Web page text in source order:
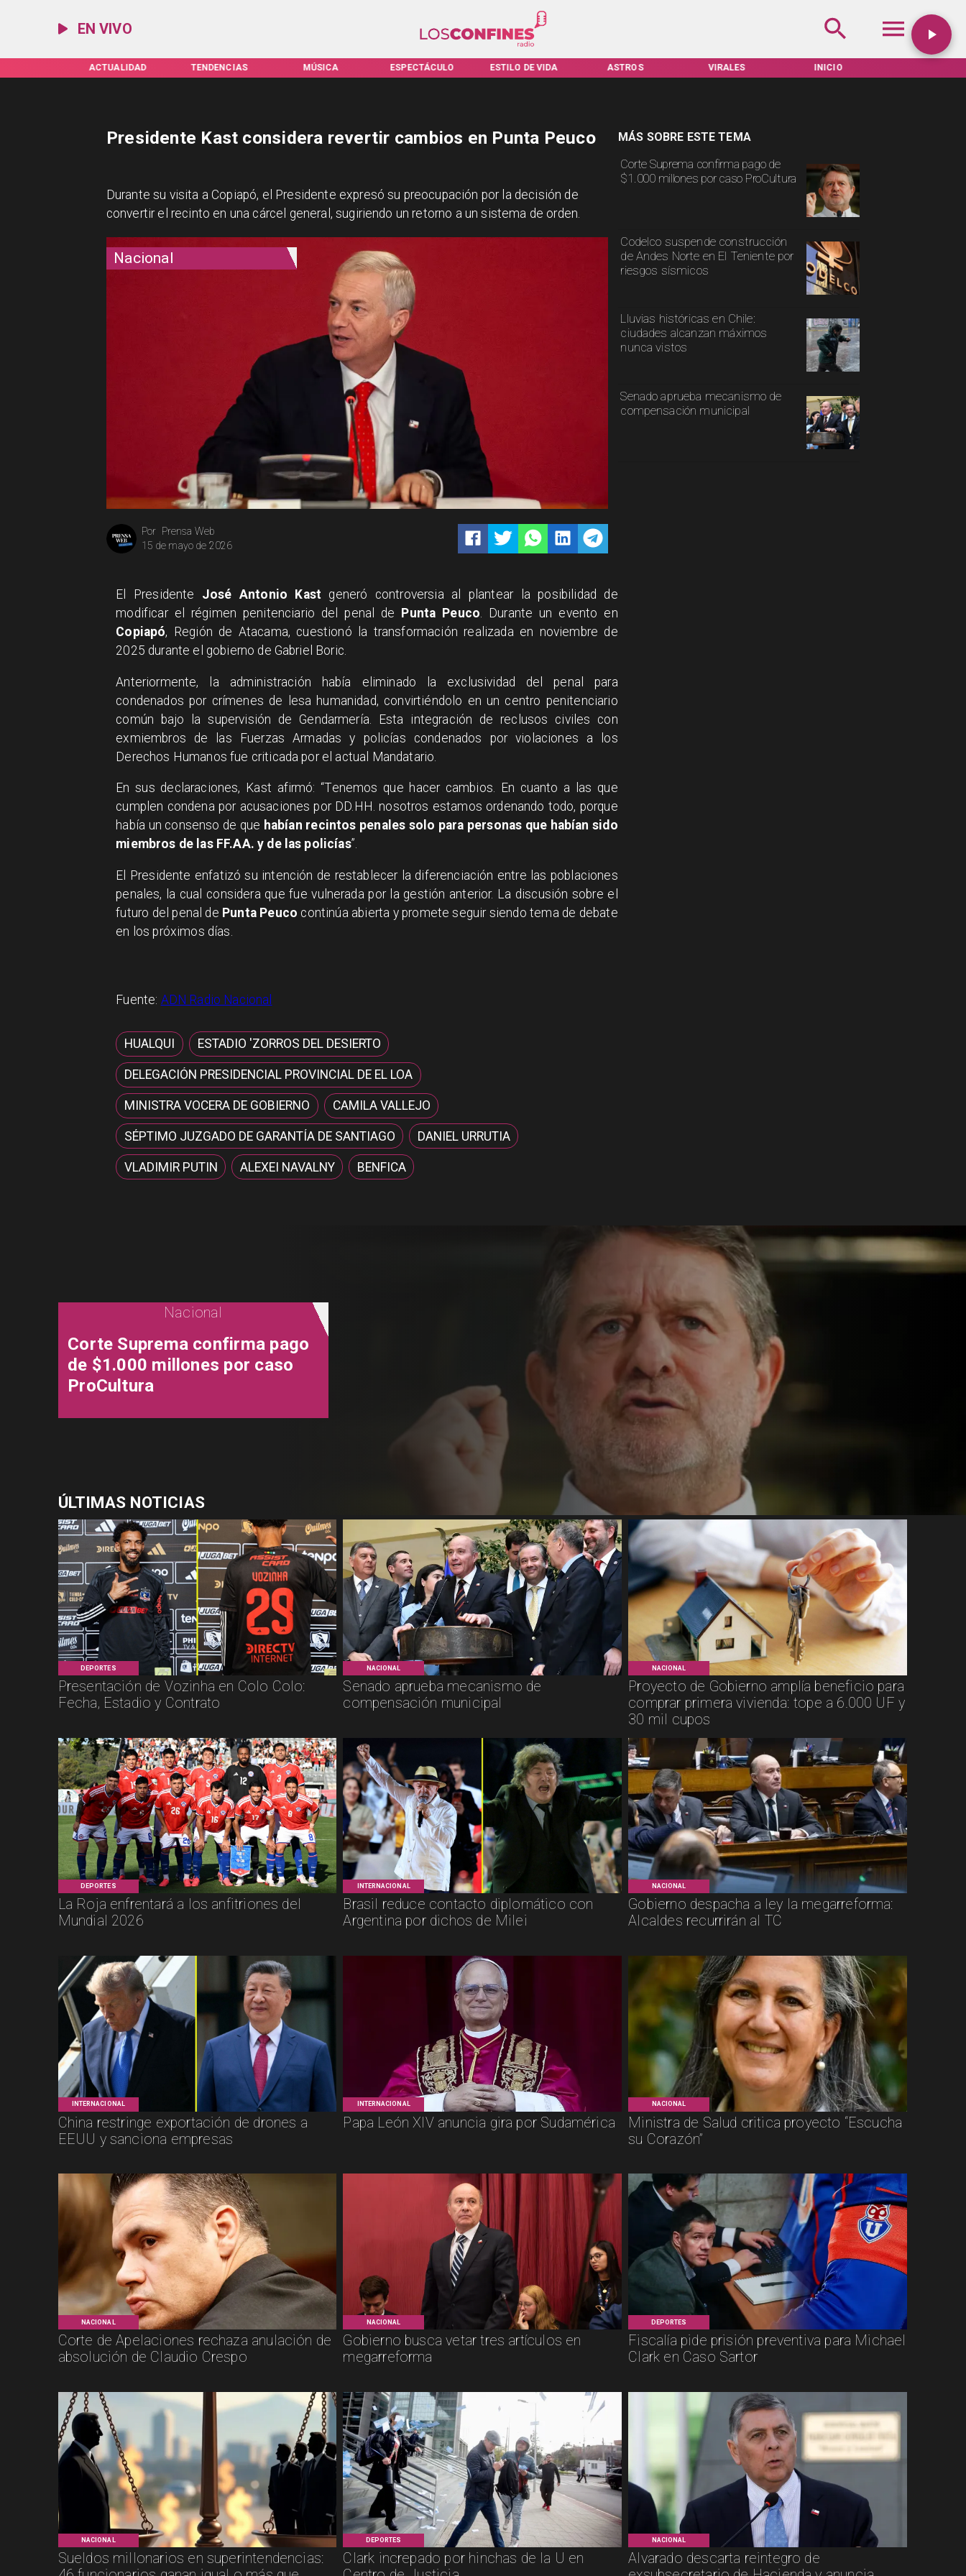
EN VIVO
ACTUALIDAD TENDENCIAS MÚSICA ESPECTÁCULO ESTILO DE VIDA ASTROS VIRALES INICIO
Nacional
Prensa Web
Por
15 de mayo de 2026
Corte Suprema confirma pago de
$1.000 millones por caso ProCultura
Codelco suspende construcción
de Andes Norte en El Teniente por
riesgos sísmicos
Lluvias históricas en Chile:
ciudades alcanzan máximos
nunca vistos
Senado aprueba mecanismo de
compensación municipal
MÁS SOBRE ESTE TEMA
Presidente Kast considera revertir cambios en Punta Peuco
Durante su visita a Copiapó, el Presidente expresó su preocupación por la decisión de
convertir el recinto en una cárcel general, sugiriendo un retorno a un sistema de orden.
El Presidente José Antonio Kast generó controversia al plantear la posibilidad de
modificar el régimen penitenciario del penal de
Punta Peuco. Durante un evento en
Copiapó, Región de Atacama, cuestionó la transformación realizada en noviembre de
2025 durante el gobierno de Gabriel Boric.
Anteriormente, la administración había eliminado la exclusividad del penal para
condenados por crímenes de lesa humanidad, convirtiéndolo en un centro penitenciario
común bajo la supervisión de Gendarmería. Esta integración de reclusos civiles con
exmiembros de las Fuerzas Armadas y policías condenados por violaciones a los
Derechos Humanos fue criticada por el actual Mandatario.
En sus declaraciones, Kast afirmó: “Tenemos que hacer cambios. En cuanto a las que
cumplen condena por acusaciones por DD.HH. nosotros estamos ordenando todo, porque
había un consenso de que habían recintos penales solo para personas que habían sido
miembros de las FF.AA. y de las policías”.
El Presidente enfatizó su intención de restablecer la diferenciación entre las poblaciones
penales, la cual considera que fue vulnerada por la gestión anterior. La discusión sobre el
futuro del penal de Punta Peuco continúa abierta y promete seguir siendo tema de debate
en los próximos días.
Fuente: ADN Radio Nacional
HUALQUI ESTADIO 'ZORROS DEL DESIERTO
DELEGACIÓN PRESIDENCIAL PROVINCIAL DE EL LOA
MINISTRA VOCERA DE GOBIERNO CAMILA VALLEJO
SÉPTIMO JUZGADO DE GARANTÍA DE SANTIAGO DANIEL URRUTIA
VLADIMIR PUTIN ALEXEI NAVALNY BENFICA
DEPORTES
Presentación de Vozinha en Colo Colo:
Fecha, Estadio y Contrato
NACIONAL
Senado aprueba mecanismo de
compensación municipal
NACIONAL
Proyecto de Gobierno amplía beneficio para
comprar primera vivienda: tope a 6.000 UF y
30 mil cupos
DEPORTES
La Roja enfrentará a los anfitriones del
Mundial 2026
INTERNACIONAL
Brasil reduce contacto diplomático con
Argentina por dichos de Milei
NACIONAL
Gobierno despacha a ley la megarreforma:
Alcaldes recurrirán al TC
INTERNACIONAL
China restringe exportación de drones a
EEUU y sanciona empresas
INTERNACIONAL
Papa León XIV anuncia gira por Sudamérica
NACIONAL
Ministra de Salud critica proyecto “Escucha
su Corazón”
NACIONAL
Corte de Apelaciones rechaza anulación de
absolución de Claudio Crespo
NACIONAL
Gobierno busca vetar tres artículos en
megarreforma
DEPORTES
Fiscalía pide prisión preventiva para Michael
Clark en Caso Sartor
NACIONAL
Sueldos millonarios en superintendencias:
DEPORTES
Clark increpado por hinchas de la U en
NACIONAL
Alvarado descarta reintegro de
Nacional
Corte Suprema confirma pago
de $1.000 millones por caso
ProCultura
ÚLTIMAS NOTICIAS